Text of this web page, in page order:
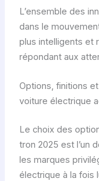
L’ensemble des
dans le
plus intelligents et
répondant aux
Options, finitions
voiture électrique
Le choix des
tron 2025 est l’un
les marques
électrique à la fois